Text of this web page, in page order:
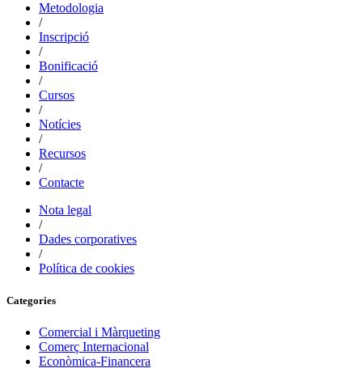
Metodologia
/
Inscripció
/
Bonificació
/
Cursos
/
Notícies
/
Recursos
/
Contacte
Nota legal
/
Dades corporatives
/
Política de cookies
Categories
Comercial i Màrqueting
Comerç Internacional
Econòmica-Financera